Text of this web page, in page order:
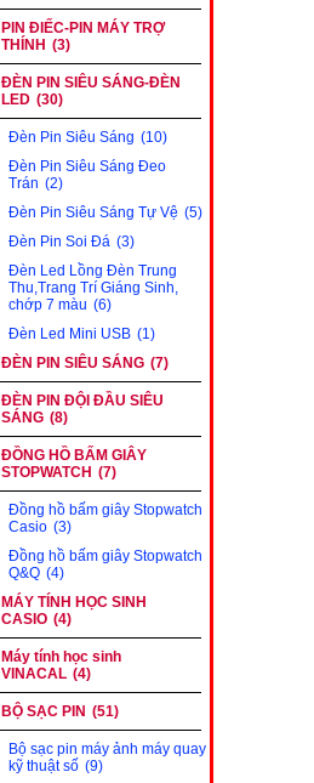
PIN ĐIẾC-PIN MÁY TRỢ
THÍNH (3)
ĐÈN PIN SIÊU SÁNG-ĐÈN
LED (30)
Đèn Pin Siêu Sáng (10)
Đèn Pin Siêu Sáng Đeo
Trán (2)
Đèn Pin Siêu Sáng Tự Vệ (5)
Đèn Pin Soi Đá (3)
Đèn Led Lồng Đèn Trung
Thu,Trang Trí Giáng Sinh,
chớp 7 màu (6)
Đèn Led Mini USB (1)
ĐÈN PIN SIÊU SÁNG (7)
ĐÈN PIN ĐỘI ĐẦU SIÊU
SÁNG (8)
ĐỒNG HỒ BẤM GIÂY
STOPWATCH (7)
Đồng hồ bấm giây Stopwatch
Casio (3)
Đồng hồ bấm giây Stopwatch
Q&Q (4)
MÁY TÍNH HỌC SINH
CASIO (4)
Máy tính học sinh
VINACAL (4)
BỘ SẠC PIN (51)
Bộ sạc pin máy ảnh máy quay
kỹ thuật số (9)